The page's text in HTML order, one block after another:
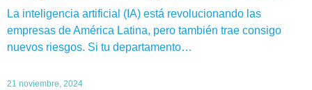
La inteligencia artificial (IA) está revolucionando las
empresas de América Latina, pero también trae consigo
nuevos riesgos. Si tu departamento…
21 noviembre, 2024